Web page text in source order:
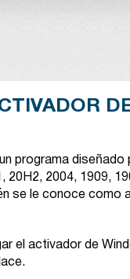
programa diseñado
20H2, 2004, 1909,
se le conoce como
el activador de